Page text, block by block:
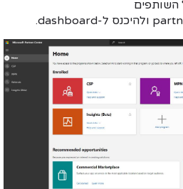
השותפים
ולהיכנס ל-dashboard
.